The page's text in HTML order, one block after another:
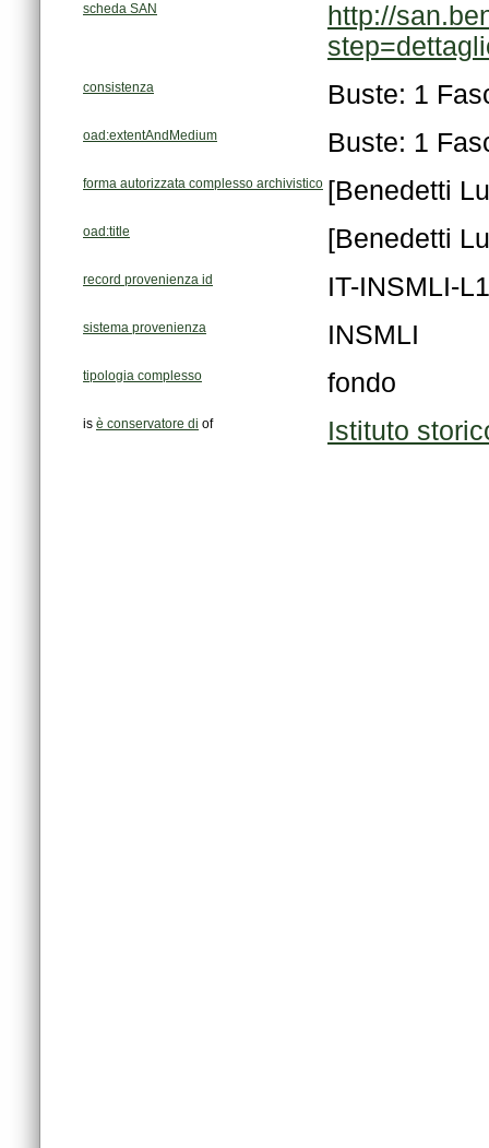
scheda SAN
consistenza Buste: 1
oad:extentAndMedium Buste: 1
forma autorizzata complesso archivistico [Benedetti
oad:title [Benedetti
record provenienza id IT-INSMLI-
sistema provenienza INSMLI
tipologia complesso fondo
is è conservatore di of Istituto